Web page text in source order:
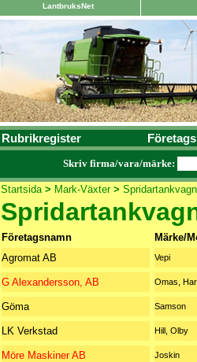
LantbruksNet
Rubrikregister
Skriv firma/vara/märke:
Startsida> Mark-Växter>
Företagsnamn
Märke/
Agromat AB
Vepi
G Alexandersson, AB Omas,
Göma Samson
LK Verkstad Hill, Olby
Möre Maskiner AB Joskin